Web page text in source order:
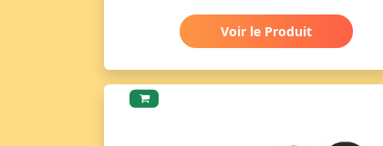
Voir le Produit